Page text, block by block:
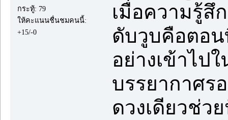
กระทู้: 79
ให้คะแนนชื่นชมคนนี้:
+15/-0
เมื่อความรู้สึ
ดับวูบคือตอน
อย่างเข้าไป
บรรยากาศร
ดวงเดียวช่ว